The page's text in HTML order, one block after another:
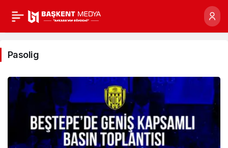
Pasolig
Haberleri
Pasolig